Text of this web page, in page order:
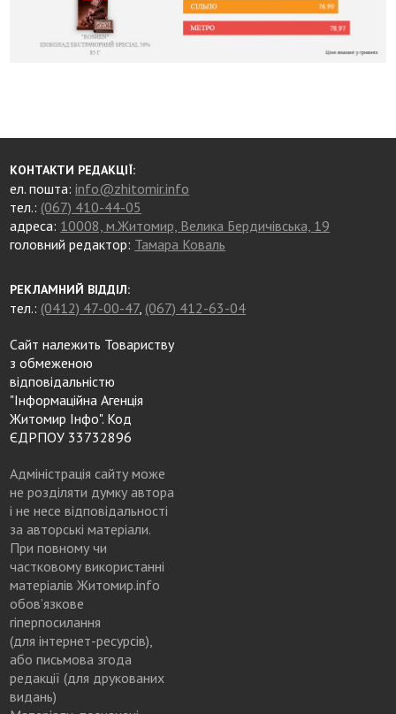
КОНТАКТИ РЕДАКЦІЇ:
ел. пошта:info@zhitomir.info
тел.: (067) 410-44-05
адреса: 10008, м.Житомир, Велика Бердичівська, 19
головний редактор: Тамара Коваль
РЕКЛАМНИЙ ВІДДІЛ:
тел.: (0412) 47-00-47, (067) 412-63-04
Сайт належить Товариству
з обмеженою
відповідальністю
"Інформаційна Агенція
Житомир Інфо". Код
ЄДРПОУ 33732896
Адміністрація сайту може
не розділяти думку автора
і не несе відповідальності
за авторські матеріали.
При повному чи
частковому використанні
матеріалів Житомир.info
обов’язкове
гіперпосилання
(для інтернет-ресурсів),
або письмова згода
редакції (для друкованих
видань)